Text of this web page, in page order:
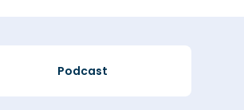
Podcast